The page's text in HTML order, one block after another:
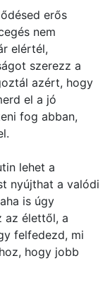
erős
nem
elértél,
szerezz a
azért, hogy
el a jó
fog abban,
lehet a
nyújthat a valódi
is úgy
az élettől, a
felfedezd, mi
hogy jobb